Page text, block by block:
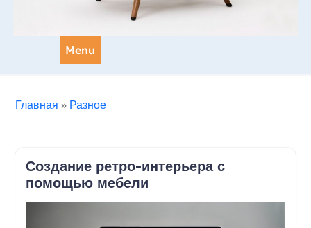
Menu
Главная » Разное
Создание ретро-интерьера с
помощью мебели